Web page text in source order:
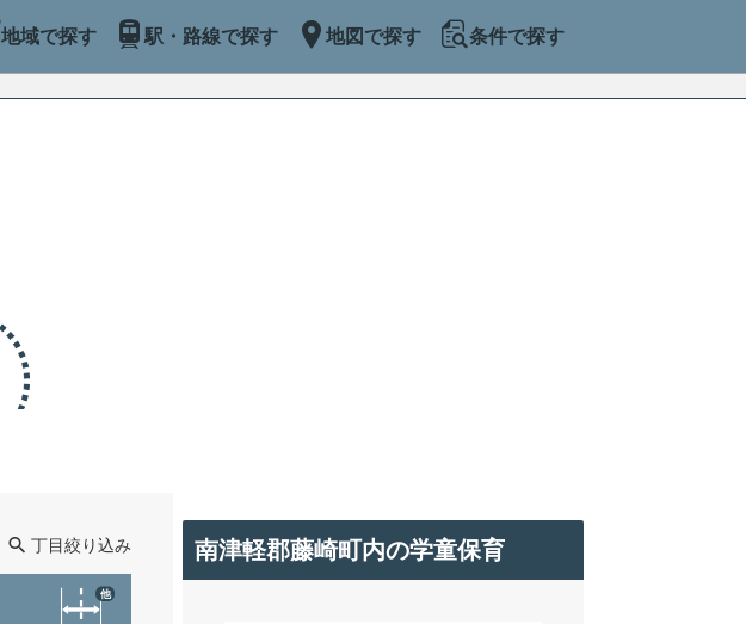
地域で探す 駅・路線で探す 地図で探す 条件で探す
丁目絞り込み
他
南津軽郡藤崎町内の学童保育